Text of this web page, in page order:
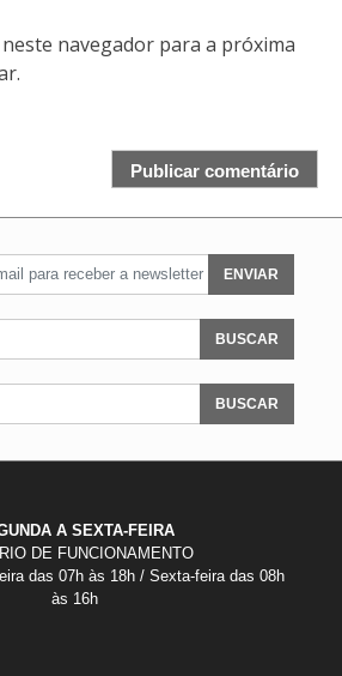
navegador para a próxima
ENVIAR
BUSCAR
BUSCAR
A SEXTA-FEIRA
DE FUNCIONAMENTO
das 07h às 18h / Sexta-feira das 08h
às 16h